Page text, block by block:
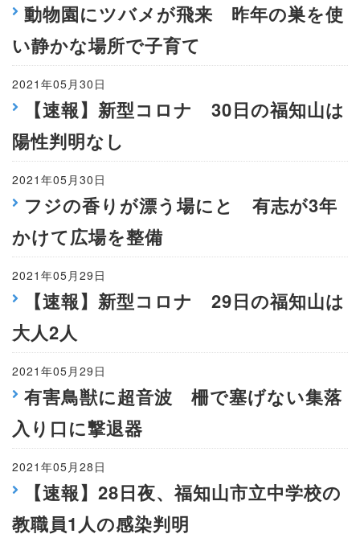
動物園にツバメが飛来 昨年の巣を使
い静かな場所で子育て
2021年05月30日
【速報】新型コロナ 30日の福知山は
陽性判明なし
2021年05月30日
フジの香りが漂う場にと 有志が3年
かけて広場を整備
2021年05月29日
【速報】新型コロナ 29日の福知山は
大人2人
2021年05月29日
有害鳥獣に超音波 柵で塞げない集落
入り口に撃退器
2021年05月28日
【速報】28日夜、福知山市立中学校の
教職員1人の感染判明